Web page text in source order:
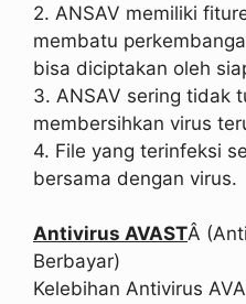
2. ANSAV memiliki
membatu
bisa diciptakan oleh
3. ANSAV sering tidak
membersihkan virus
4. File yang terinfeksi
bersama dengan virus.
Antivirus AVASTÂ
Berbayar)
Kelebihan Antivirus